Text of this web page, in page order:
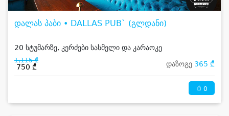
დალას პაბი • DALLAS PUB` (გლდანი)
20 სტუმარზე, კერძები სასმელი და კარაოკე
1,115 ₾
750 ₾ დაზოგე 365 ₾
0